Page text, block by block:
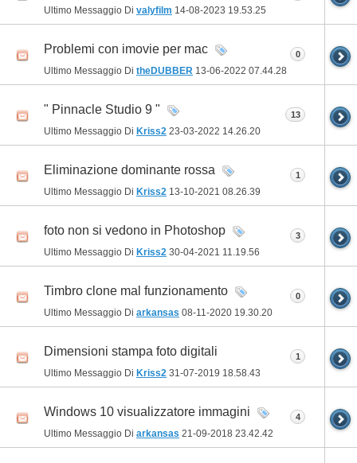
Ultimo Messaggio Di valyfilm 14-08-2023 19.53.25
Problemi con imovie per mac
Ultimo Messaggio Di theDUBBER 13-06-2022 07.44.28
0
" Pinnacle Studio 9 "
Ultimo Messaggio Di Kriss2 23-03-2022 14.26.20
13
Eliminazione dominante rossa
Ultimo Messaggio Di Kriss2 13-10-2021 08.26.39
1
foto non si vedono in Photoshop
Ultimo Messaggio Di Kriss2 30-04-2021 11.19.56
3
Timbro clone mal funzionamento
Ultimo Messaggio Di arkansas 08-11-2020 19.30.20
0
Dimensioni stampa foto digitali
Ultimo Messaggio Di Kriss2 31-07-2019 18.58.43
1
Windows 10 visualizzatore immagini
Ultimo Messaggio Di arkansas 21-09-2018 23.42.42
4